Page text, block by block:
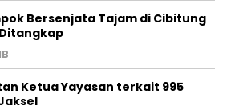
Bersenjata Tajam di Cibitung
Ketua Yayasan terkait 995